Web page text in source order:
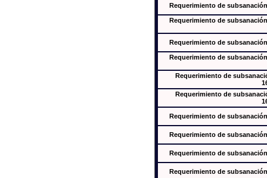
Requerimiento de
Requerimiento de
Requerimiento de
Requerimiento de
Requerimiento de
Requerimiento de
Requerimiento de
Requerimiento de
Requerimiento de
Requerimiento de